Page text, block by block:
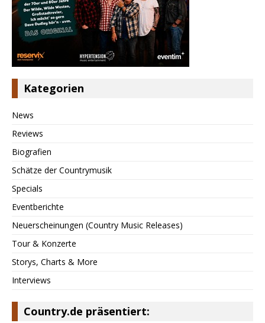
Kategorien
News
Reviews
Biografien
Schätze der Countrymusik
Specials
Eventberichte
Neuerscheinungen (Country Music Releases)
Tour & Konzerte
Storys, Charts & More
Interviews
Country.de präsentiert: